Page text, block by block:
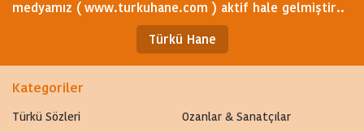
medyamız ( www.turkuhane.com ) aktif hale gelmiştir..
Türkü Hane
Kategoriler
Türkü Sözleri
Ozanlar & Sanatçılar